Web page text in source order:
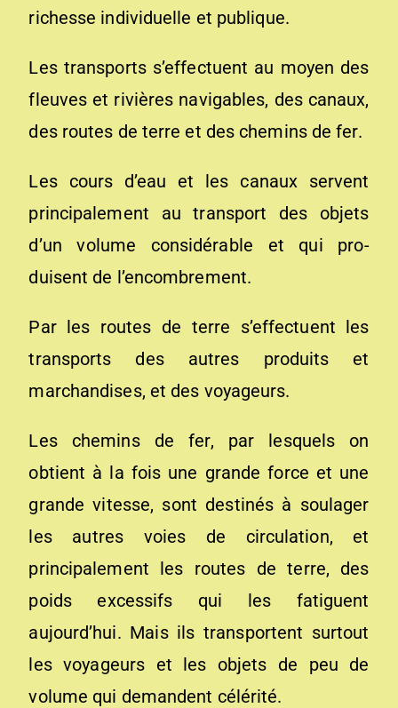
richesse individuelle et publique.
Les transports s’effectuent au moyen des
fleuves et ri­vières navigables, des canaux,
des routes de terre et des chemins de fer.
Les cours d’eau et les canaux servent
principalement au transport des objets
d’un volume considérable et qui pro­
duisent de l’encombrement.
Par les routes de terre s’effectuent les
transports des autres produits et
marchandises, et des voyageurs.
Les chemins de fer, par lesquels on
obtient à la fois une grande force et une
grande vitesse, sont destinés à soulager
les autres voies de circulation, et
principalement les routes de terre, des
poids excessifs qui les fatiguent
aujourd’hui. Mais ils transportent surtout
les voyageurs et les objets de peu de
volume qui demandent célérité.